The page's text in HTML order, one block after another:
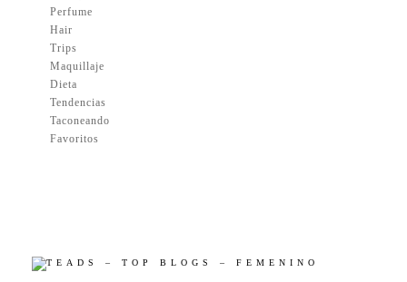
Perfume
Hair
Trips
Maquillaje
Dieta
Tendencias
Taconeando
Favoritos